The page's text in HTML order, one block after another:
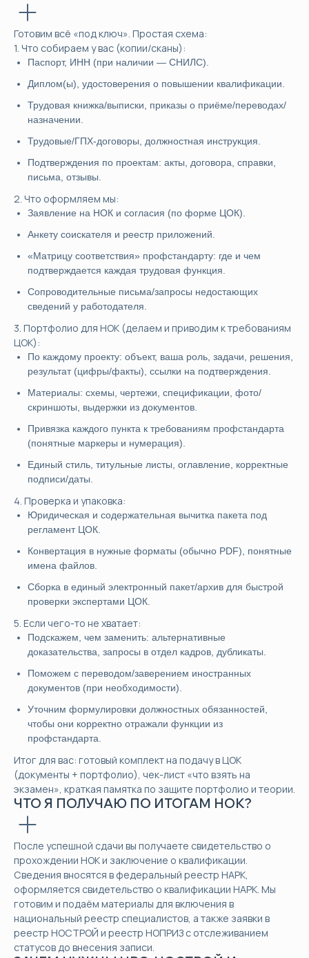
Готовим всё «под ключ». Простая схема:
1. Что собираем у вас (копии/сканы):
Паспорт, ИНН (при наличии — СНИЛС).
Диплом(ы), удостоверения о повышении квалификации.
Трудовая книжка/выписки, приказы о приёме/переводах/
назначении.
Трудовые/ГПХ-договоры, должностная инструкция.
Подтверждения по проектам: акты, договора, справки,
письма, отзывы.
2. Что оформляем мы:
Заявление на НОК и согласия (по форме ЦОК).
Анкету соискателя и реестр приложений.
«Матрицу соответствия» профстандарту: где и чем
подтверждается каждая трудовая функция.
Сопроводительные письма/запросы недостающих
сведений у работодателя.
3. Портфолио для НОК (делаем и приводим к требованиям
ЦОК):
По каждому проекту: объект, ваша роль, задачи, решения,
результат (цифры/факты), ссылки на подтверждения.
Материалы: схемы, чертежи, спецификации, фото/
скриншоты, выдержки из документов.
Привязка каждого пункта к требованиям профстандарта
(понятные маркеры и нумерация).
Единый стиль, титульные листы, оглавление, корректные
подписи/даты.
4. Проверка и упаковка:
Юридическая и содержательная вычитка пакета под
регламент ЦОК.
Конвертация в нужные форматы (обычно PDF), понятные
имена файлов.
Сборка в единый электронный пакет/архив для быстрой
проверки экспертами ЦОК.
5. Если чего-то не хватает:
Подскажем, чем заменить: альтернативные
доказательства, запросы в отдел кадров, дубликаты.
Поможем с переводом/заверением иностранных
документов (при необходимости).
Уточним формулировки должностных обязанностей,
чтобы они корректно отражали функции из
профстандарта.
Итог для вас: готовый комплект на подачу в ЦОК
(документы + портфолио), чек-лист «что взять на
экзамен», краткая памятка по защите портфолио и теории.
ЧТО Я ПОЛУЧАЮ ПО ИТОГАМ НОК?
После успешной сдачи вы получаете свидетельство о
прохождении НОК и заключение о квалификации.
Сведения вносятся в федеральный реестр НАРК,
оформляется свидетельство о квалификации НАРК. Мы
готовим и подаём материалы для включения в
национальный реестр специалистов, а также заявки в
реестр НОСТРОЙ и реестр НОПРИЗ с отслеживанием
статусов до внесения записи.